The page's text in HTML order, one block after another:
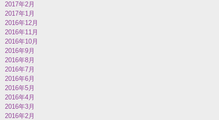
2017年2月
2017年1月
2016年12月
2016年11月
2016年10月
2016年9月
2016年8月
2016年7月
2016年6月
2016年5月
2016年4月
2016年3月
2016年2月